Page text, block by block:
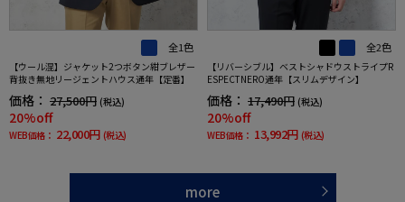
全1色
【ウール混】ジャケット2つボタン紺ブレザー
背抜き無地リージェントハウス通年【定番】
価格： 27,500円 (税込)
20%off
WEB価格： 22,000円 (税込)
全2色
【リバーシブル】ベストシャドウストライプR
ESPECTNERO通年【スリムデザイン】
価格： 17,490円 (税込)
20%off
WEB価格： 13,992円 (税込)
more